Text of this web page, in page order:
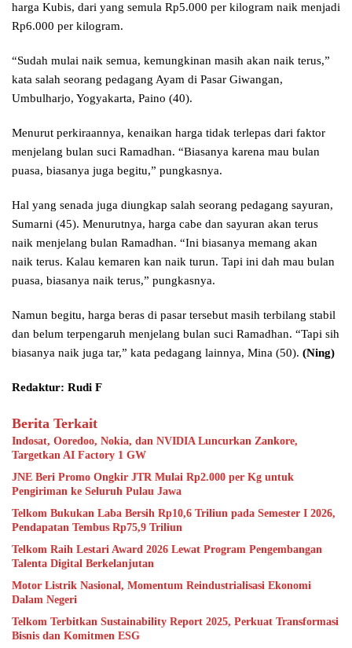
harga Kubis, dari yang semula Rp5.000 per kilogram naik menjadi
Rp6.000 per kilogram.
“Sudah mulai naik semua, kemungkinan masih akan naik terus,”
kata salah seorang pedagang Ayam di Pasar Giwangan,
Umbulharjo, Yogyakarta, Paino (40).
Menurut perkiraannya, kenaikan harga tidak terlepas dari faktor
menjelang bulan suci Ramadhan. “Biasanya karena mau bulan
puasa, biasanya juga begitu,” pungkasnya.
Hal yang senada juga diungkap salah seorang pedagang sayuran,
Sumarni (45). Menurutnya, harga cabe dan sayuran akan terus
naik menjelang bulan Ramadhan. “Ini biasanya memang akan
naik terus. Kalau kemaren kan naik turun. Tapi ini dah mau bulan
puasa, biasanya naik terus,” pungkasnya.
Namun begitu, harga beras di pasar tersebut masih terbilang stabil
dan belum terpengaruh menjelang bulan suci Ramadhan. “Tapi sih
biasanya naik juga tar,” kata pedagang lainnya, Mina (50). (Ning)
Redaktur: Rudi F
Berita Terkait
Indosat, Ooredoo, Nokia, dan NVIDIA Luncurkan Zankore,
Targetkan AI Factory 1 GW
JNE Beri Promo Ongkir JTR Mulai Rp2.000 per Kg untuk
Pengiriman ke Seluruh Pulau Jawa
Telkom Bukukan Laba Bersih Rp10,6 Triliun pada Semester I 2026,
Pendapatan Tembus Rp75,9 Triliun
Telkom Raih Lestari Award 2026 Lewat Program Pengembangan
Talenta Digital Berkelanjutan
Motor Listrik Nasional, Momentum Reindustrialisasi Ekonomi
Dalam Negeri
Telkom Terbitkan Sustainability Report 2025, Perkuat Transformasi
Bisnis dan Komitmen ESG